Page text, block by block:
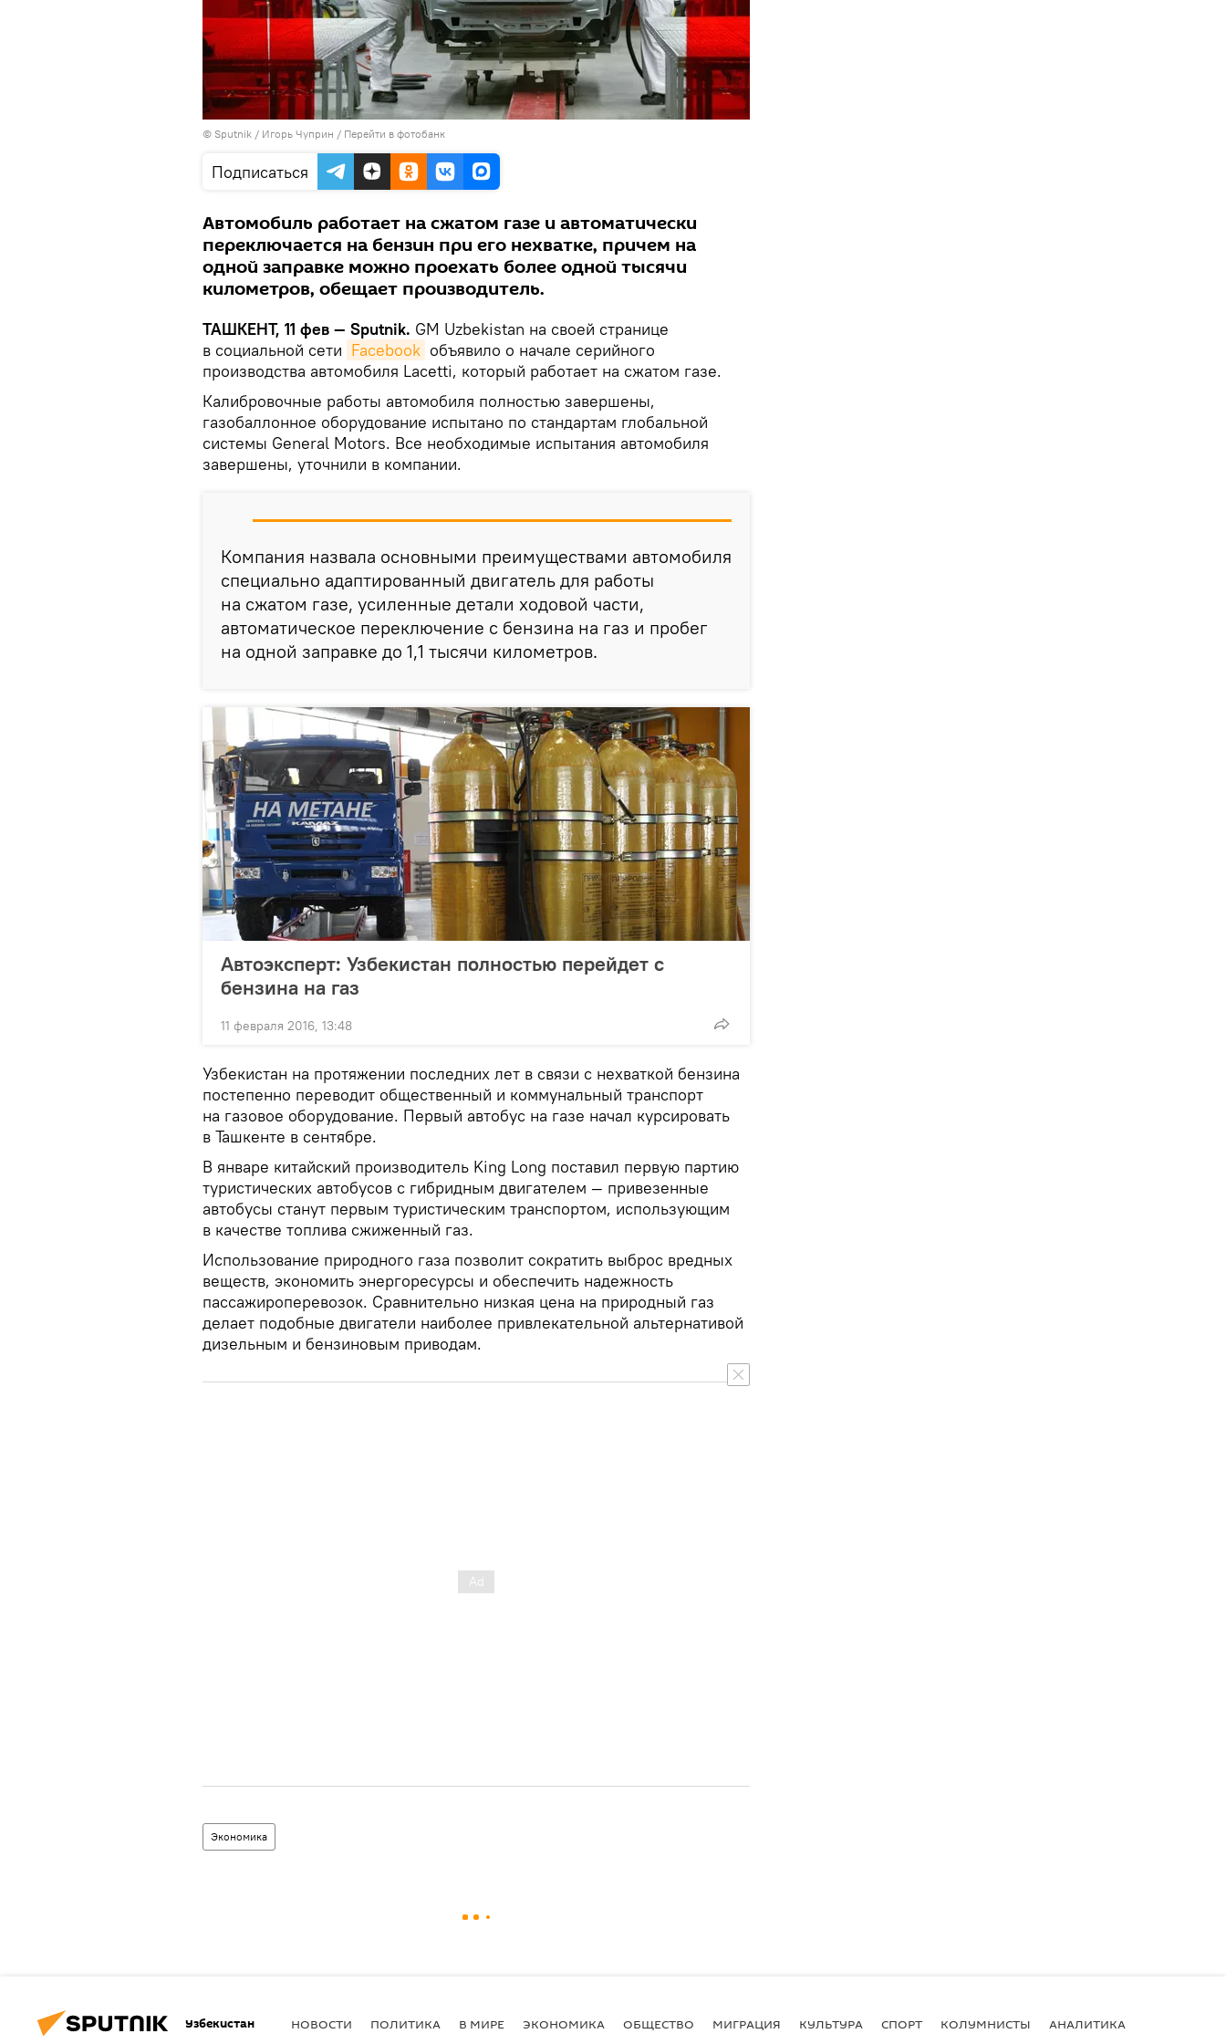
© Sputnik / Игорь Чуприн / Перейти в фотобанк
Подписаться
Автомобиль работает на сжатом газе и автоматически
переключается на бензин при его нехватке, причем на
одной заправке можно проехать более одной тысячи
километров, обещает производитель.
ТАШКЕНТ, 11 фев — Sputnik. GM Uzbekistan на своей странице
в социальной сети Facebook объявило о начале серийного
производства автомобиля Lacetti, который работает на сжатом газе.
Калибровочные работы автомобиля полностью завершены,
газобаллонное оборудование испытано по стандартам глобальной
системы General Motors. Все необходимые испытания автомобиля
завершены, уточнили в компании.
Компания назвала основными преимуществами автомобиля
специально адаптированный двигатель для работы
на сжатом газе, усиленные детали ходовой части,
автоматическое переключение с бензина на газ и пробег
на одной заправке до 1,1 тысячи километров.
Автоэксперт: Узбекистан полностью перейдет с
бензина на газ
11 февраля 2016, 13:48
Узбекистан на протяжении последних лет в связи с нехваткой бензина
постепенно переводит общественный и коммунальный транспорт
на газовое оборудование. Первый автобус на газе начал курсировать
в Ташкенте в сентябре.
В январе китайский производитель King Long поставил первую партию
туристических автобусов с гибридным двигателем — привезенные
автобусы станут первым туристическим транспортом, использующим
в качестве топлива сжиженный газ.
Использование природного газа позволит сократить выброс вредных
веществ, экономить энергоресурсы и обеспечить надежность
пассажироперевозок. Сравнительно низкая цена на природный газ
делает подобные двигатели наиболее привлекательной альтернативой
дизельным и бензиновым приводам.
Экономика
Узбекистан НОВОСТИ ПОЛИТИКА В МИРЕ ЭКОНОМИКА ОБЩЕСТВО МИГРАЦИЯ КУЛЬТУРА СПОРТ КОЛУМНИСТЫ АНАЛИТИКА